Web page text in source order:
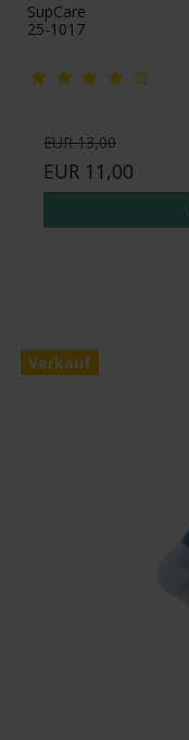
SupCare
25-1017
EUR 13,00
EUR 11,00
Verkauf